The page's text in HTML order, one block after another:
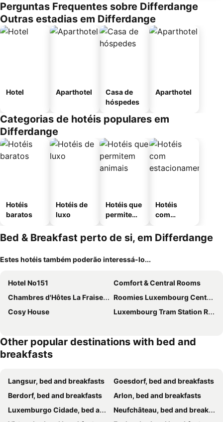
Perguntas Frequentes sobre Differdange
Outras estadias em Differdange
Hotel Aparthotel
Casa de
hóspedes
Aparthotel
Categorias de hotéis populares em
Differdange
Hotéis
baratos
Hotéis de
luxo
Hotéis que
permitem
Hotéis
com
mento
Bed & Breakfast perto de si, em Differdange
Estes hotéis também poderão interessá-lo...
Hotel No151
Comfort & Central Rooms
Chambres d'Hôtes La Fraiseraie
Roomies Luxembourg Centre Gare
Cosy House
Luxembourg Tram Station Rooms
Other popular destinations with bed and
breakfasts
Langsur, bed and breakfasts
Goesdorf, bed and breakfasts
Berdorf, bed and breakfasts
Arlon, bed and breakfasts
Luxemburgo Cidade, bed and breakfasts
Neufchâteau, bed and breakfasts